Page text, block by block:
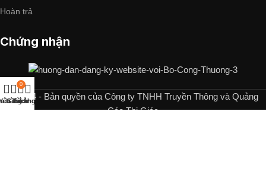
Hoàn trả
Chứng nhận
© 2024 - Bản quyền của Công ty TNHH Truyền Thông và Quảng
Cáo Thị Giác
hàngthích
0
Giỏ hàng
Tài khoản